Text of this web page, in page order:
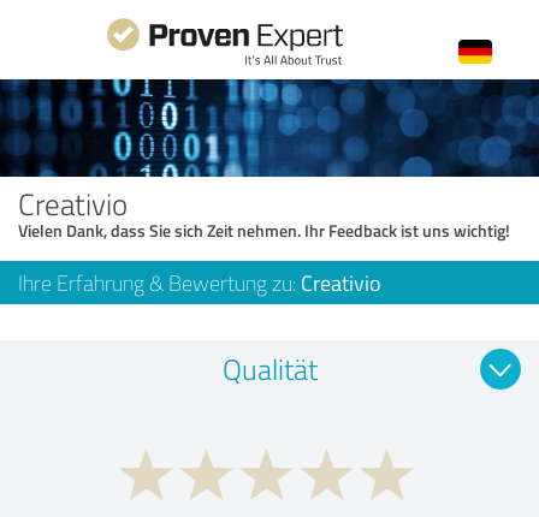
Creativio
Vielen Dank, dass Sie sich Zeit nehmen. Ihr Feedback ist uns wichtig!
Ihre Erfahrung & Bewertung zu: Creativio
Qualität